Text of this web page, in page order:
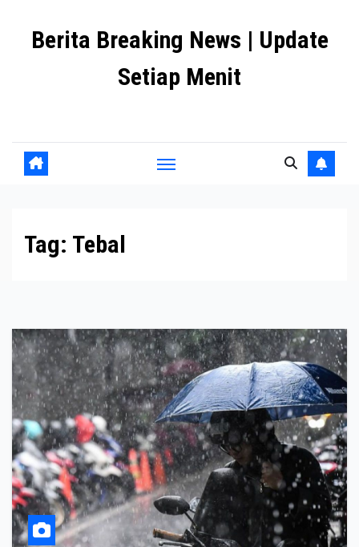
Berita Breaking News | Update
Setiap Menit
Tag: Tebal